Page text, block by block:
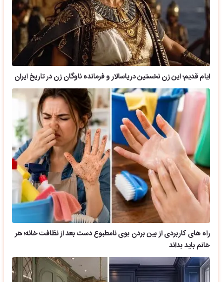
ایام قدیم؛ این زن نخستین دریاسالار و فرمانده ناوگان زن در تاریخ ایران
راه های کاربردی از بین بردن بوی نامطبوع دست بعد از نظافت خانه؛ هر
خانم باید بداند